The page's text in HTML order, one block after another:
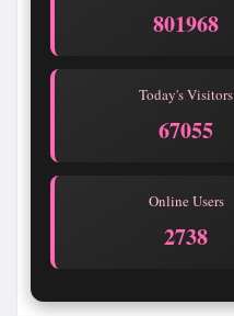
801969
Today's Visitors
67056
Online Users
2738